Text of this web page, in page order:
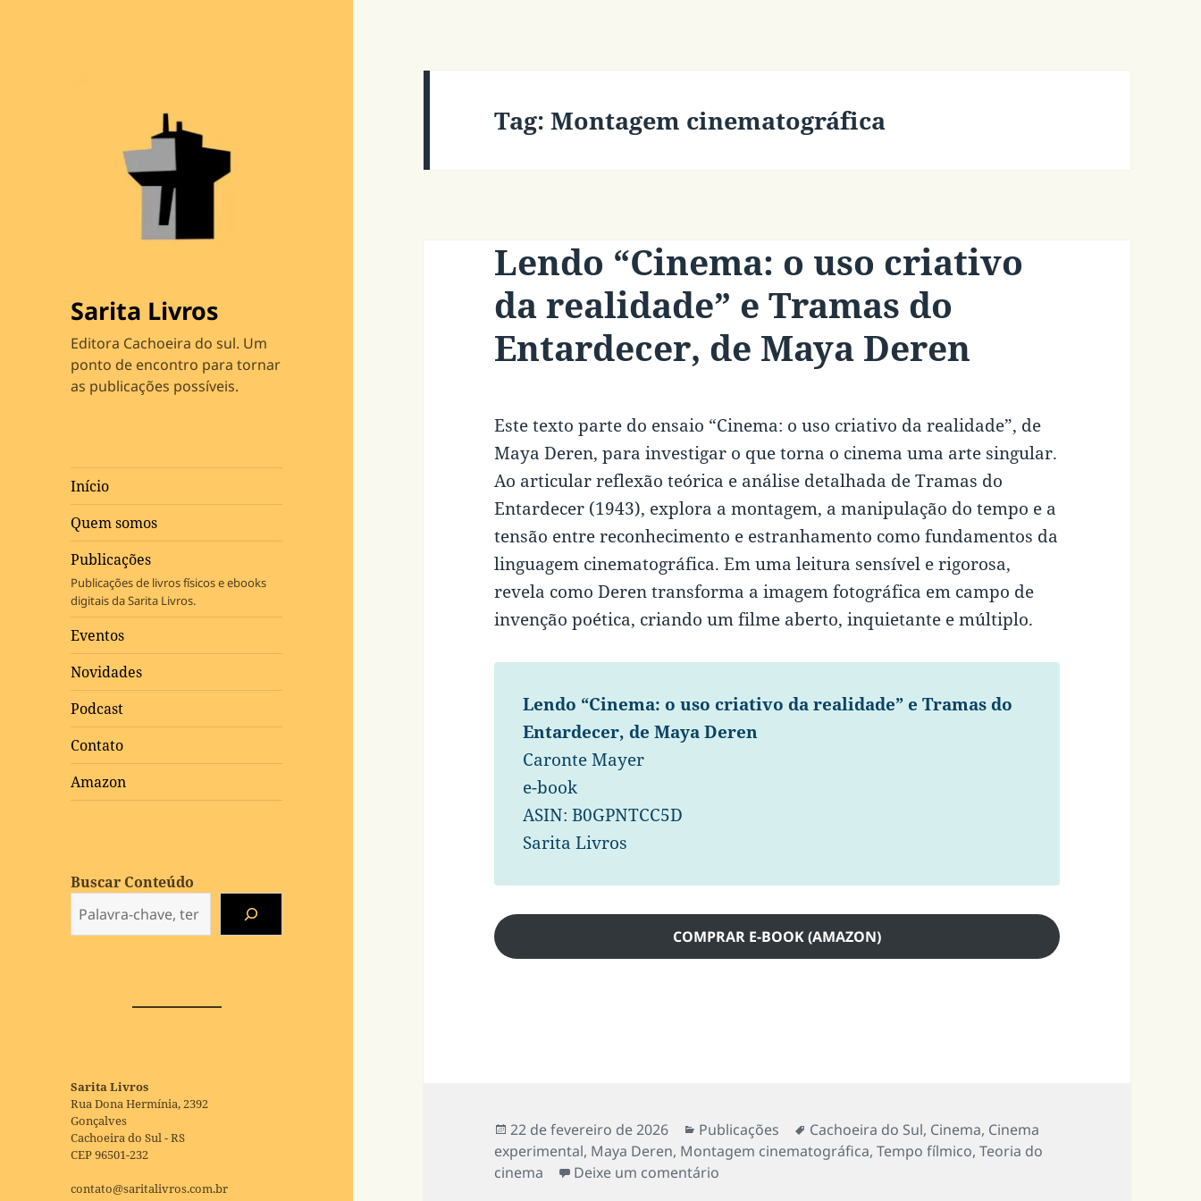
Sarita Livros
Editora Cachoeira do sul. Um
ponto de encontro para tornar
as publicações possíveis.
Início
Quem somos
Publicações
Publicações de livros físicos e ebooks
digitais da Sarita Livros.
Eventos
Novidades
Podcast
Contato
Amazon
Buscar Conteúdo
Sarita Livros
Rua Dona Hermínia, 2392
Gonçalves
Cachoeira do Sul - RS
CEP 96501-232
contato@saritalivros.com.br
Tag:Montagem cinematográfica
Lendo “Cinema: o uso criativo
da realidade” e Tramas do
Entardecer, de Maya Deren
Este texto parte do ensaio “Cinema: o uso criativo da realidade”, de
Maya Deren, para investigar o que torna o cinema uma arte singular.
Ao articular reflexão teórica e análise detalhada de Tramas do
Entardecer (1943), explora a montagem, a manipulação do tempo e a
tensão entre reconhecimento e estranhamento como fundamentos da
linguagem cinematográfica. Em uma leitura sensível e rigorosa,
revela como Deren transforma a imagem fotográfica em campo de
invenção poética, criando um filme aberto, inquietante e múltiplo.
Lendo “Cinema: o uso criativo da realidade” e Tramas do
Entardecer, de Maya Deren
Caronte Mayer
e-book
ASIN: B0GPNTCC5D
Sarita Livros
COMPRAR E-BOOK (AMAZON)
Publicado
em
22 de fevereiro de 2026 Categorias
Publicações Tags
Cachoeira do Sul, Cinema, Cinema
experimental, Maya Deren, Montagem cinematográfica,Tempo fílmico,Teoria do
cinema
Deixe um comentário